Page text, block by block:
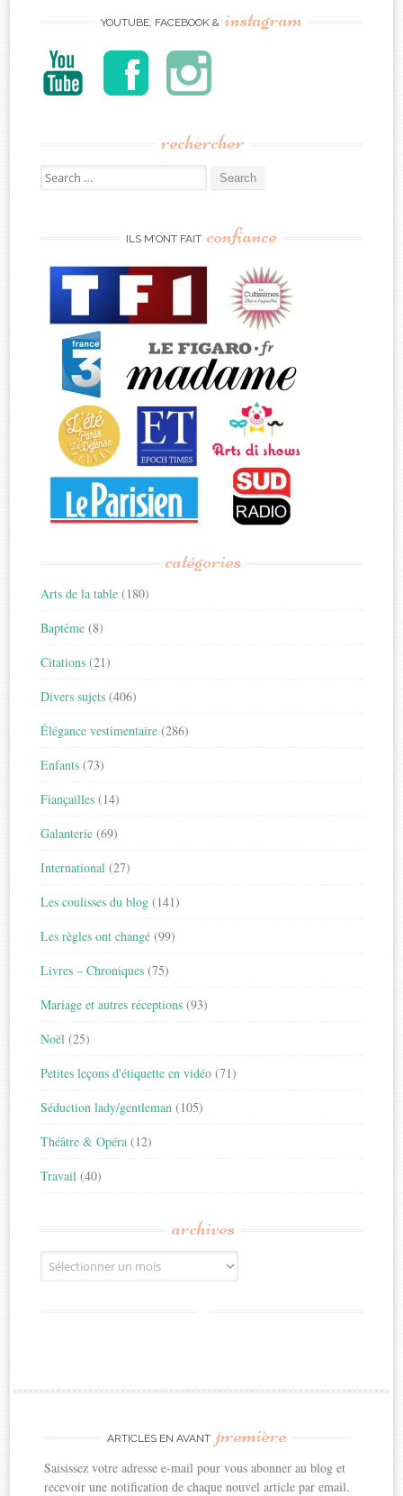
YOUTUBE, FACEBOOK & instagram
rechercher
Search
for:
ILS M’ONT FAIT confiance
catégories
Arts de la table (180)
Baptême (8)
Citations (21)
Divers sujets (406)
Élégance vestimentaire (286)
Enfants (73)
Fiançailles (14)
Galanterie (69)
International (27)
Les coulisses du blog (141)
Les règles ont changé (99)
Livres – Chroniques (75)
Mariage et autres réceptions (93)
Noël (25)
Petites leçons d'étiquette en vidéo (71)
Séduction lady/gentleman (105)
Théâtre & Opéra (12)
Travail (40)
archives
Archives
ARTICLES EN AVANT première
Saisissez votre adresse e-mail pour vous abonner au blog et
recevoir une notification de chaque nouvel article par email.